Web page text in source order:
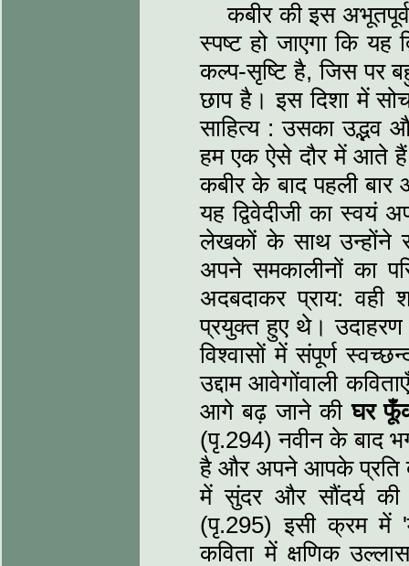
कबीर की इस
स्‍पष्‍ट हो जाएगा कि यह
कल्‍प-सृष्टि है, जिस पर
छाप है। इस दिशा में
साहित्‍य : उसका उद्भव
हम एक ऐसे दौर में आते
कबीर के बाद पहली
यह द्विवेदीजी का स्‍वयं
लेखकों के साथ उन्‍होंने
अपने समकालीनों का
अदबदाकर प्राय:
प्रयुक्‍त हुए थे। उदाहरण
विश्‍वासों में संपूर्ण
उद्दाम आवेगोंवाली
आगे बढ़ जाने कीघर
(पृ.294) नवीन के बाद
है और अपने आपके प्रति
में सुंदर और सौंदर्य
(पृ.295) इसी क्रम में
कविता में क्षणिक